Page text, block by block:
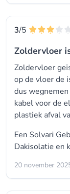
3/5
Zoldervloer
Zoldervloer
op de vloer de
dus
kabel voor de
plastiek afval
Een Solvari
Dakisolatie en
20 november